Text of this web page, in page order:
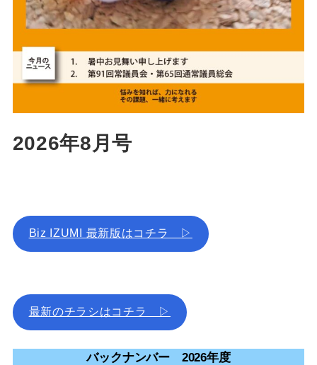
2026年8月号
Biz IZUMI 最新版はコチラ ▷
最新のチラシはコチラ ▷
バックナンバー 2026年度